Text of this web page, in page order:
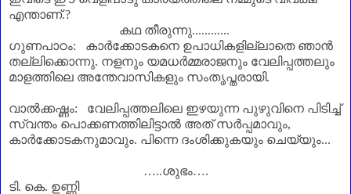
എന്താണ്‌.?
കഥ തീരുന്നു............
ഗുണപാഠം: കാർക്കോടകനെ ഉപാധികളില്ലാതെ ഞാൻ
തല്ലിക്കൊന്നു. നളനും യമധർമ്മരാജനും വേലിപ്പത്തലും
മാളത്തിലെ അന്തേവാസികളും സംതൃപ്തരായി.
വാൽക്കഷ്ണം: വേലിപ്പത്തലിലെ ഇഴയുന്ന പുഴുവിനെ പിടിച്ച്
സ്വന്തം പൊക്കണത്തിലിട്ടാൽ അത് സർപ്പമാവും,
കാർക്കോടകനുമാവും. പിന്നെ ദംശിക്കുകയും ചെയ്യും...
…..ശുഭം….
ടി. കെ. ഉണ്ണി